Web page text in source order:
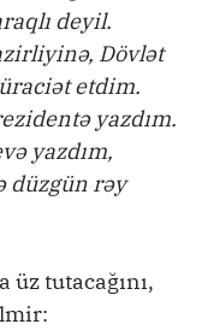
deyil.
Dövlət
etdim.
yazdım.
yazdım,
düzgün rəy
üz tutacağını,